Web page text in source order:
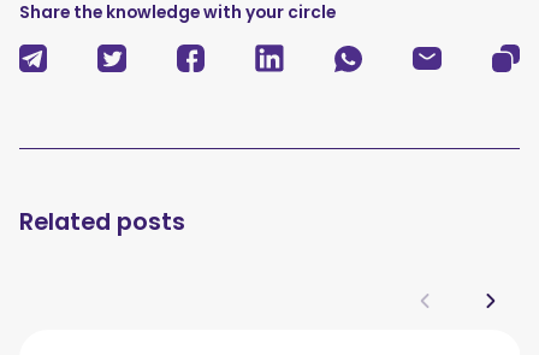
Share the knowledge with your circle
Related posts